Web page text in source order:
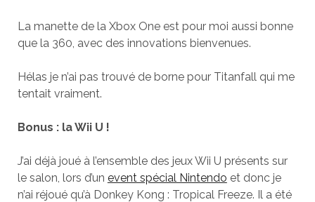
La manette de la Xbox One est pour moi aussi bonne
que la 360, avec des innovations bienvenues.
Hélas je n’ai pas trouvé de borne pour Titanfall qui me
tentait vraiment.
Bonus : la Wii U !
J’ai déjà joué à l’ensemble des jeux Wii U présents sur
le salon, lors d’un event spécial Nintendo et donc je
n’ai réjoué qu’à Donkey Kong : Tropical Freeze. Il a été